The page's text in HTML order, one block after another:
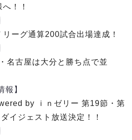
居浜
！！
ーグ通算200試合出場達成！
名古屋は大分と勝ち点で並
報】
by ｉｎゼリー 第19節・第
イジェスト放送決定！！